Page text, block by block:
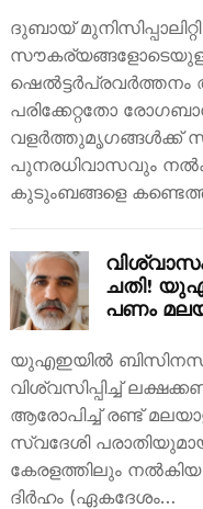
ദുബായ്
ഷെൽട്ടർപ്രവർത്തനം
പരിക്കേറ്റതോ
വളർത്തുമൃഗങ്ങൾക്ക്
പുനരധിവാസവും
കുടുംബങ്ങളെ
ചതി!
പണം
യുഎഇയിൽ ബിസിനസ്
വിശ്വസിപ്പിച്ച്
ആരോപിച്ച് രണ്ട്
സ്വദേശി
കേരളത്തിലും
ദിർഹം (ഏകദേശം…